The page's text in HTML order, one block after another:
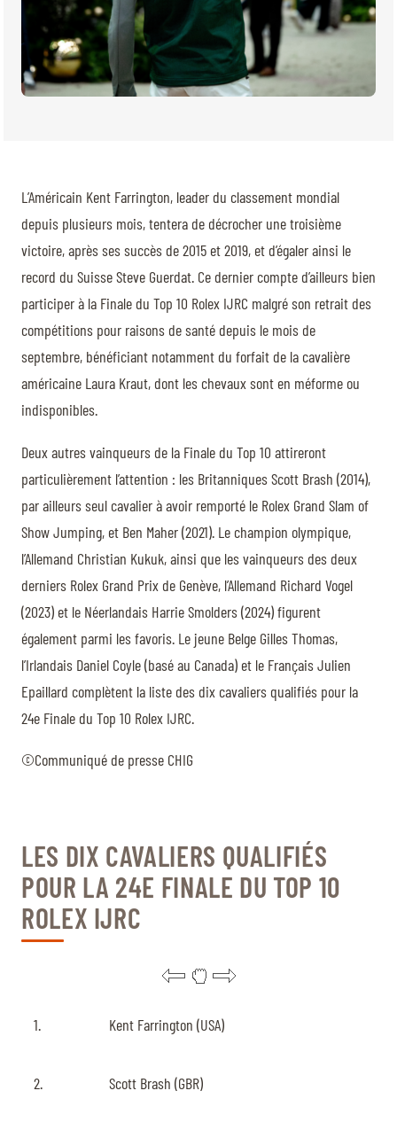
L’Américain Kent Farrington, leader du classement mondial
depuis plusieurs mois, tentera de décrocher une troisième
victoire, après ses succès de 2015 et 2019, et d’égaler ainsi le
record du Suisse Steve Guerdat. Ce dernier compte d’ailleurs bien
participer à la Finale du Top 10 Rolex IJRC malgré son retrait des
compétitions pour raisons de santé depuis le mois de
septembre, bénéficiant notamment du forfait de la cavalière
américaine Laura Kraut, dont les chevaux sont en méforme ou
indisponibles.
Deux autres vainqueurs de la Finale du Top 10 attireront
particulièrement l’attention : les Britanniques Scott Brash (2014),
par ailleurs seul cavalier à avoir remporté le Rolex Grand Slam of
Show Jumping, et Ben Maher (2021). Le champion olympique,
l’Allemand Christian Kukuk, ainsi que les vainqueurs des deux
derniers Rolex Grand Prix de Genève, l’Allemand Richard Vogel
(2023) et le Néerlandais Harrie Smolders (2024) figurent
également parmi les favoris. Le jeune Belge Gilles Thomas,
l’Irlandais Daniel Coyle (basé au Canada) et le Français Julien
Epaillard complètent la liste des dix cavaliers qualifiés pour la
24e Finale du Top 10 Rolex IJRC.
©Communiqué de presse CHIG
LES DIX CAVALIERS QUALIFIÉS
POUR LA 24E FINALE DU TOP 10
ROLEX IJRC
1. Kent Farrington (USA)
2. Scott Brash (GBR)